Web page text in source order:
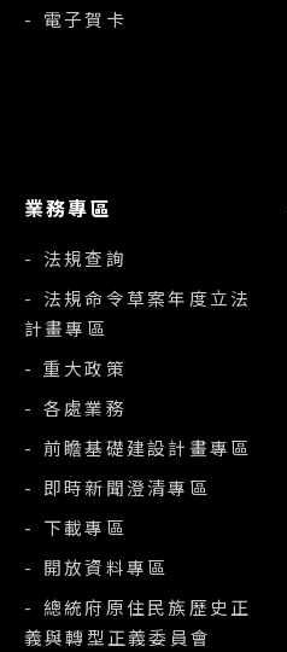
- 電子賀卡
業務專區
- 法規查詢
- 法規命令草案年度立法
計畫專區
- 重大政策
- 各處業務
- 前瞻基礎建設計畫專區
- 即時新聞澄清專區
- 下載專區
- 開放資料專區
- 總統府原住民族歷史正
義與轉型正義委員會